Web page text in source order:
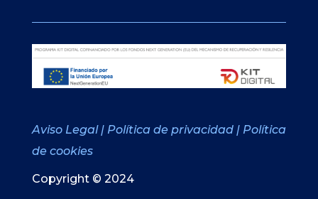
Aviso Legal | Política de privacidad | Política
de cookies
Copyright © 2024